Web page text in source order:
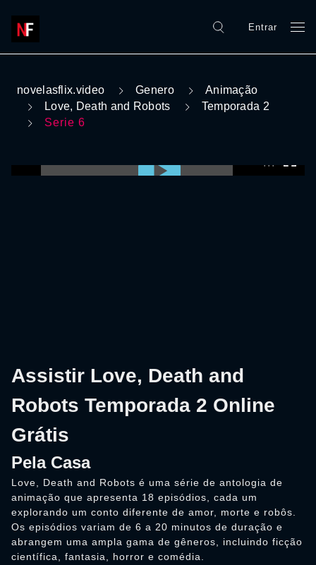
Entrar
novelasflix.video Genero
Animação
Love, Death and Robots
Temporada 2
Serie 6
Assistir Love, Death and
Robots Temporada 2 Online
Grátis
Pela Casa
Love, Death and Robots é uma série de antologia de
animação que apresenta 18 episódios, cada um
explorando um conto diferente de amor, morte e robôs.
Os episódios variam de 6 a 20 minutos de duração e
abrangem uma ampla gama de gêneros, incluindo ficção
científica, fantasia, horror e comédia.